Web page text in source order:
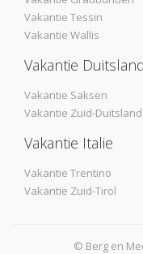
Vakantie Tessin
Vakantie Wallis
Vakantie Duitsland
Vakantie Saksen
Vakantie Zuid-Duitsland
Vakantie Italie
Vakantie Trentino
Vakantie Zuid-Tirol
© Berg en